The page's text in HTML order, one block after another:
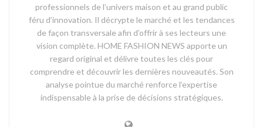
professionnels de l’univers maison et au grand public
féru d’innovation. Il décrypte le marché et les tendances
de façon transversale afin d’offrir à ses lecteurs une
vision complète. HOME FASHION NEWS apporte un
regard original et délivre toutes les clés pour
comprendre et découvrir les dernières nouveautés. Son
analyse pointue du marché renforce l’expertise
indispensable à la prise de décisions stratégiques.